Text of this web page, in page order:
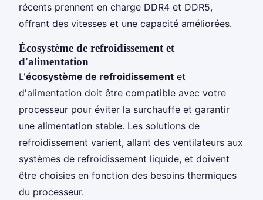
récents prennent en charge DDR4 et DDR5,
offrant des vitesses et une capacité améliorées.
Écosystème de refroidissement et
d'alimentation
L'écosystème de refroidissement et
d'alimentation doit être compatible avec votre
processeur pour éviter la surchauffe et garantir
une alimentation stable. Les solutions de
refroidissement varient, allant des ventilateurs aux
systèmes de refroidissement liquide, et doivent
être choisies en fonction des besoins thermiques
du processeur.